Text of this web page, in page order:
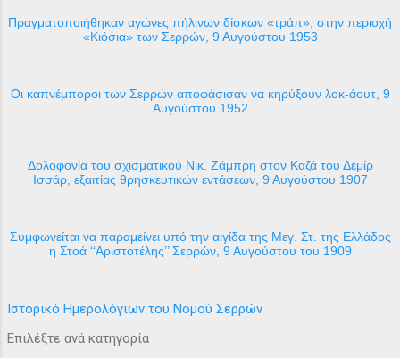
Πραγματοποιήθηκαν αγώνες πήλινων δίσκων «τράπ», στην περιοχή
«Κιόσια» των Σερρών, 9 Αυγούστου 1953
Οι καπνέμποροι των Σερρών αποφάσισαν να κηρύξουν λοκ-άουτ, 9
Αυγούστου 1952
Δολοφονία του σχισματικού Νικ. Ζάμπρη στον Καζά του Δεμίρ
Ισσάρ, εξαιτίας θρησκευτικών εντάσεων, 9 Αυγούστου 1907
Συμφωνείται να παραμείνει υπό την αιγίδα της Μεγ. Στ. της Ελλάδος
η Στοά ‘‘Αριστοτέλης’’ Σερρών, 9 Αυγούστου του 1909
Ιστορικό Ημερολόγιων του Νομού Σερρών
Επιλέξτε ανά κατηγορία